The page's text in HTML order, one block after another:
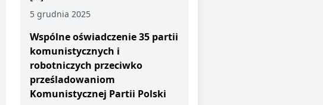
5 grudnia 2025
Wspólne oświadczenie 35 partii
komunistycznych i
robotniczych przeciwko
prześladowaniom
Komunistycznej Partii Polski